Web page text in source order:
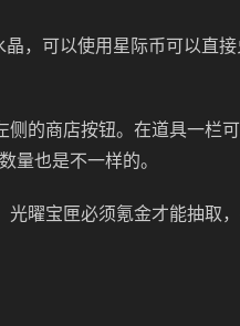
，可以使用星际币可以直
的商店按钮。在道具一栏
量也是不一样的。
曜宝匣必须氪金才能抽取